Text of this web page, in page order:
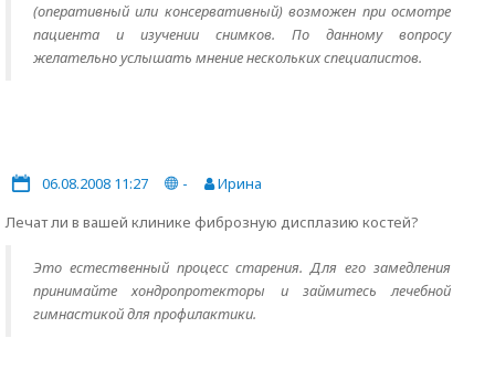
(оперативный или консервативный) возможен при осмотре
пациента и изучении снимков. По данному вопросу
желательно услышать мнение нескольких специалистов.
06.08.2008 11:27 -
Ирина
Лечат ли в вашей клинике фиброзную дисплазию костей?
Это естественный процесс старения. Для его замедления
принимайте хондропротекторы и займитесь лечебной
гимнастикой для профилактики.